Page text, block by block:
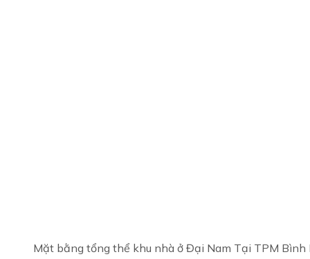
Mặt bằng tổng thể khu nhà ở Đại Nam Tại TPM Bình